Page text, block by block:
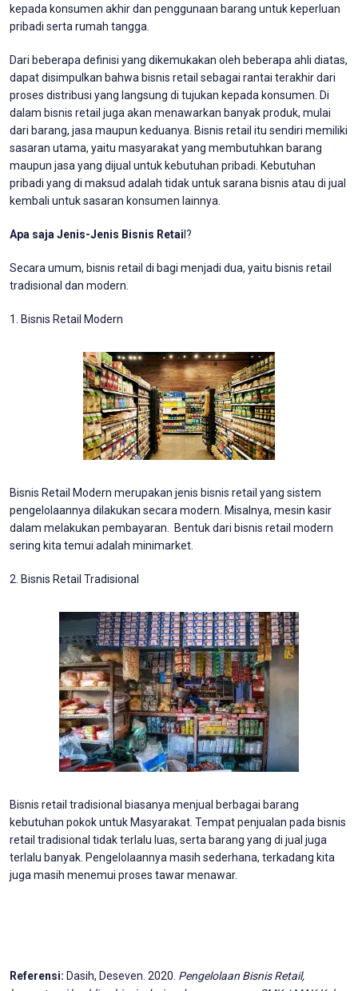
kepada konsumen akhir dan penggunaan barang untuk keperluan
pribadi serta rumah tangga.
Dari beberapa definisi yang dikemukakan oleh beberapa ahli diatas,
dapat disimpulkan bahwa bisnis retail sebagai rantai terakhir dari
proses distribusi yang langsung di tujukan kepada konsumen. Di
dalam bisnis retail juga akan menawarkan banyak produk, mulai
dari barang, jasa maupun keduanya. Bisnis retail itu sendiri memiliki
sasaran utama, yaitu masyarakat yang membutuhkan barang
maupun jasa yang dijual untuk kebutuhan pribadi. Kebutuhan
pribadi yang di maksud adalah tidak untuk sarana bisnis atau di jual
kembali untuk sasaran konsumen lainnya.
Apa saja Jenis-Jenis Bisnis Retai l?
Secara umum, bisnis retail di bagi menjadi dua, yaitu bisnis retail
tradisional dan modern.
1. Bisnis Retail Modern
Bisnis Retail Modern merupakan jenis bisnis retail yang sistem
pengelolaannya dilakukan secara modern. Misalnya, mesin kasir
dalam melakukan pembayaran. Bentuk dari bisnis retail modern
sering kita temui adalah minimarket.
2. Bisnis Retail Tradisional
Bisnis retail tradisional biasanya menjual berbagai barang
kebutuhan pokok untuk Masyarakat. Tempat penjualan pada bisnis
retail tradisional tidak terlalu luas, serta barang yang di jual juga
terlalu banyak. Pengelolaannya masih sederhana, terkadang kita
juga masih menemui proses tawar menawar.
Referensi: Dasih, Deseven. 2020. Pengelolaan Bisnis Retail,